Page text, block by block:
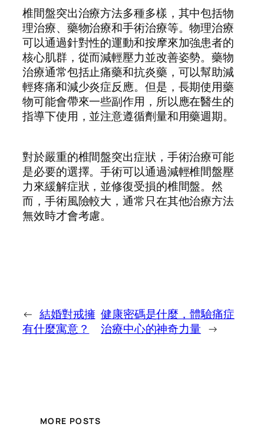
椎間盤突出治療方法多種多樣，其中包括物
理治療、藥物治療和手術治療等。物理治療
可以通過針對性的運動和按摩來加強患者的
核心肌群，從而減輕壓力並改善姿勢。藥物
治療通常包括止痛藥和抗炎藥，可以幫助減
輕疼痛和減少炎症反應。但是，長期使用藥
物可能會帶來一些副作用，所以應在醫生的
指導下使用，並注意遵循劑量和用藥週期。
對於嚴重的椎間盤突出症狀，手術治療可能
是必要的選擇。手術可以通過減輕椎間盤壓
力來緩解症狀，並修復受損的椎間盤。然
而，手術風險較大，通常只在其他治療方法
無效時才會考慮。
← 結婚對戒擁
有什麼寓意？
健康密碼是什麼，體驗痛症
治療中心的神奇力量 →
MORE POSTS